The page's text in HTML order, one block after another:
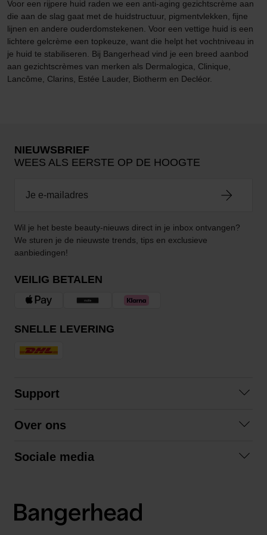
Voor een rijpere huid raden we een anti-aging gezichtscrème aan
die aan de slag gaat met de huidstructuur, pigmentvlekken, fijne
lijnen en andere ouderdomstekenen. Voor een vettige huid is een
lichtere gelcrème een topkeuze, want die helpt het vochtniveau in
je huid te stabiliseren. Bij Bangerhead vind je een breed aanbod
aan gezichtscrèmes van merken als Dermalogica, Clinique,
Lancôme, Clarins, Estée Lauder, Biotherm en Decléor.
NIEUWSBRIEF
WEES ALS EERSTE OP DE HOOGTE
Wil je het beste beauty-nieuws direct in je inbox ontvangen?
We sturen je de nieuwste trends, tips en exclusieve
aanbiedingen!
VEILIG BETALEN
SNELLE LEVERING
Support
Algemene voorwaarden
Over ons
Sociale media
LinkedIn